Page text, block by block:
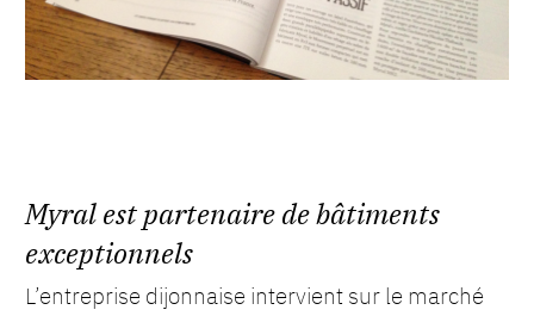
Myral est partenaire de bâtiments
exceptionnels
L’entreprise dijonnaise intervient sur le marché